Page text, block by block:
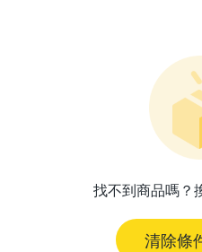
找不到商品嗎？
清除條